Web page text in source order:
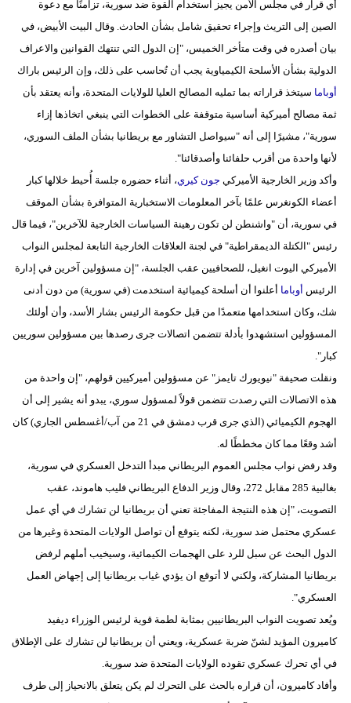
مدوَّنات
أبراج
فيديو
سيارات
أي قرار في مجلس الأمن يجيز استخدام القوة ضد سورية، تزامنًا مع دعوة
الصين إلى التريث وإجراء تحقيق شامل بشأن الحادث. وقال البيت الأبيض، في
بيان أصدره في وقت متأخر الخميس، "إن الدول التي تنتهك القوانين والاعراف
الدولية بشأن الأسلحة الكيمياوية يجب أن تُحاسب على ذلك، وإن الرئيس باراك
أوباما سيتخذ قراراته بما تمليه المصالح العليا للولايات المتحدة، وأنه يعتقد بأن
ثمة مصالح أميركية أساسية متوقفة على الخطوات التي ينبغي اتخاذها إزاء
سورية"، مشيرًا إلى أنه "سيواصل التشاور مع بريطانيا بشأن الملف السوري،
لأنها واحدة من أقرب حلفائنا وأصدقائنا".
وأكد وزير الخارجية الأميركي جون كيري، أثناء حضوره جلسة أُحيط خلالها كبار
أعضاء الكونغرس علمًا بآخر المعلومات الاستخبارية المتوافرة بشأن الموقف
في سورية، أن "واشنطن لن تكون رهينة السياسات الخارجية للآخرين"، فيما قال
رئيس "الكتلة الديمقراطية" في لجنة العلاقات الخارجية التابعة لمجلس النواب
الأميركي اليوت انغيل، للصحافيين عقب الجلسة، "إن مسؤولين آخرين في إدارة
الرئيس أوباما أعلنوا أن أسلحة كيميائية استخدمت (في سورية) من دون أدنى
شك، وكان استخدامها متعمدًا من قبل حكومة الرئيس بشار الأسد، وأن أولئك
المسؤولين استشهدوا بأدلة تتضمن اتصالات جرى رصدها بين مسؤولين سوريين
كبار".
ونقلت صحيفة "نيويورك تايمز" عن مسؤولين أميركيين قولهم، "إن واحدة من
هذه الاتصالات التي رصدت تتضمن قولاً لمسؤول سوري، يبدو أنه يشير إلى أن
الهجوم الكيميائي (الذي جرى قرب دمشق في 21 من آب/أغسطس الجاري) كان
أشد وقعًا مما كان مخططًا له.
وقد رفض نواب مجلس العموم البريطاني مبدأ التدخل العسكري في سورية،
بغالبية 285 مقابل 272، وقال وزير الدفاع البريطاني فليب هاموند، عقب
التصويت، "إن هذه النتيجة المفاجئة تعني أن بريطانيا لن تشارك في أي عمل
عسكري محتمل ضد سورية، لكنه يتوقع أن تواصل الولايات المتحدة وغيرها من
الدول البحث عن سبل للرد على الهجمات الكيمائية، وسيخيب أملهم لرفض
بريطانيا المشاركة، ولكني لا أتوقع ان يؤدي غياب بريطانيا إلى إجهاض العمل
العسكري".
ويُعد تصويت النواب البريطانيين بمثابة لطمة قوية لرئيس الوزراء ديفيد
كاميرون المؤيد لشنّ ضربة عسكرية، ويعني أن بريطانيا لن تشارك على الإطلاق
في أي تحرك عسكري تقوده الولايات المتحدة ضد سورية.
وأفاد كاميرون، أن قراره بالحث على التحرك لم يكن يتعلق بالانحياز إلى طرف